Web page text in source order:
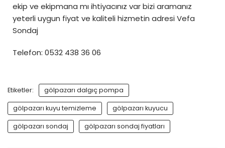
ekip ve ekipmana mı ihtiyacınız var bizi aramanız
yeterli uygun fiyat ve kaliteli hizmetin adresi Vefa
Sondaj
Telefon: 0532 438 36 06
Etiketler: gölpazarı dalgıç pompa
gölpazarı kuyu temizleme gölpazarı kuyucu
gölpazarı sondaj gölpazarı sondaj fiyatları